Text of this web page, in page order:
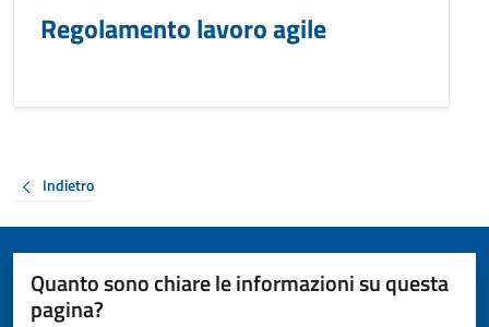
Regolamento lavoro agile
Indietro
Quanto sono chiare le informazioni su questa
pagina?